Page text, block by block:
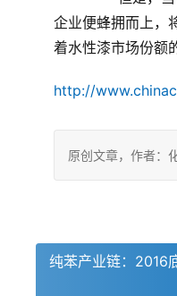
企业便蜂拥而上，
着水性漆市场份额
http://
原创文章，作者：
纯苯产业链：2016